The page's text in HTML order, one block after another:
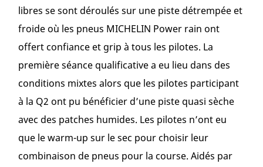
libres se sont déroulés sur une piste détrempée et
froide où les pneus MICHELIN Power rain ont
offert confiance et grip à tous les pilotes. La
première séance qualificative a eu lieu dans des
conditions mixtes alors que les pilotes participant
à la Q2 ont pu bénéficier d’une piste quasi sèche
avec des patches humides. Les pilotes n’ont eu
que le warm-up sur le sec pour choisir leur
combinaison de pneus pour la course. Aidés par